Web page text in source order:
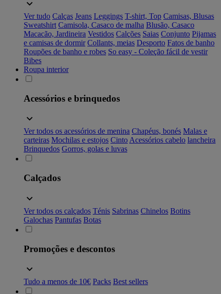
Ver tudo Calças Jeans Leggings T-shirt, Top Camisas, Blusas
Sweatshirt Camisola, Casaco de malha Blusão, Casaco
Macacão, Jardineira Vestidos Calções Saias Conjunto Pijamas
e camisas de dormir Collants, meias Desporto Fatos de banho
Roupões de banho e robes So easy - Coleção fácil de vestir
Bibes
Roupa interior
Acessórios e brinquedos
Ver todos os acessórios de menina Chapéus, bonés Malas e
carteiras Mochilas e estojos Cinto Acessórios cabelo lancheira
Brinquedos Gorros, golas e luvas
Calçados
Ver todos os calçados Ténis Sabrinas Chinelos Botins
Galochas Pantufas Botas
Promoções e descontos
Tudo a menos de 10€ Packs Best sellers